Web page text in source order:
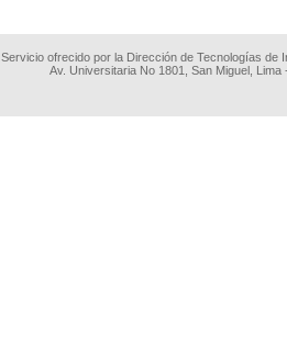
Servicio ofrecido por la Dirección de Tecnologías de
Av. Universitaria No 1801, San Miguel,